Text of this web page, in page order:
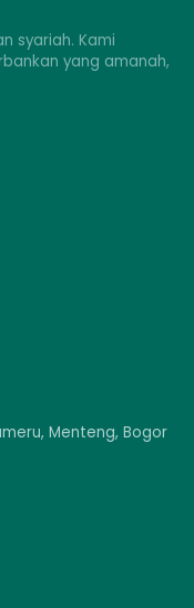
syariah. Kami
yang amanah,
Menteng, Bogor